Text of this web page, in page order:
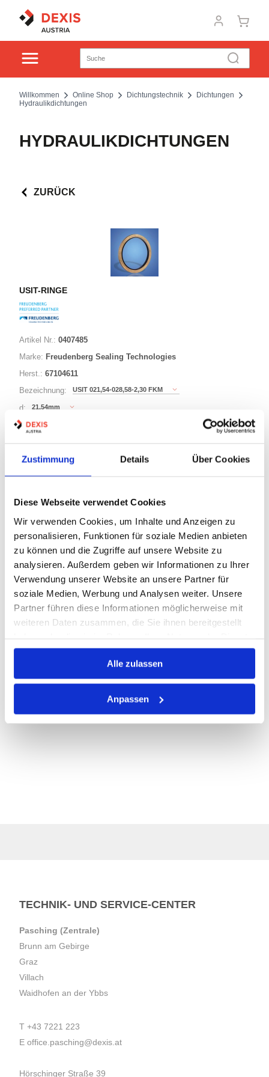
Zustimmung Details Über Cookies
Diese Webseite verwendet Cookies
Wir verwenden Cookies, um Inhalte und Anzeigen zu
personalisieren, Funktionen für soziale Medien anbieten
zu können und die Zugriffe auf unsere Website zu
analysieren. Außerdem geben wir Informationen zu Ihrer
Verwendung unserer Website an unsere Partner für
soziale Medien, Werbung und Analysen weiter. Unsere
Partner führen diese Informationen möglicherweise mit
weiteren Daten zusammen, die Sie ihnen bereitgestellt
gesammelt haben.
Alle zulassen
Anpassen
Willkommen Online Shop Dichtungstechnik
Dichtungen
Hydraulikdichtungen
HYDRAULIKDICHTUNGEN
ZURÜCK
USIT-RINGE
Artikel Nr.: 0407485
Marke: Freudenberg Sealing Technologies
Herst.: 67104611
Bezeichnung:
USIT 021,54-028,58-2,30 FKM
d: 21,54mm
s: 2,30mm
Nicht auf Lager
Print
PRODUKTBESCHREIBUNG
TECHNIK- UND SERVICE-CENTER
Pasching (Zentrale)
Brunn am Gebirge
Graz
Villach
Waidhofen an der Ybbs
T +43 7221 223
E office.pasching@dexis.at
Hörschinger Straße 39